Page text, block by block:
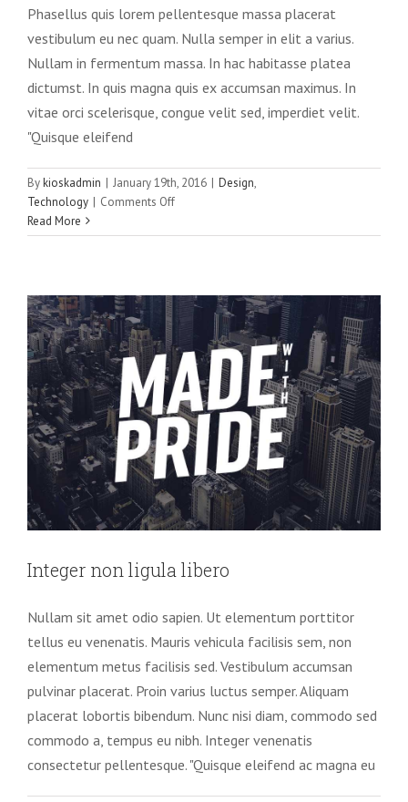
Phasellus quis lorem pellentesque massa placerat
vestibulum eu nec quam. Nulla semper in elit a varius.
Nullam in fermentum massa. In hac habitasse platea
dictumst. In quis magna quis ex accumsan maximus. In
vitae orci scelerisque, congue velit sed, imperdiet velit.
"Quisque eleifend
Bykioskadmin | January 19th, 2016 | Design,
Technology | Comments Offon
luctus
Read More
Integer non ligula libero
Integer non ligula libero
Nullam sit amet odio sapien. Ut elementum porttitor
tellus eu venenatis. Mauris vehicula facilisis sem, non
elementum metus facilisis sed. Vestibulum accumsan
pulvinar placerat. Proin varius luctus semper. Aliquam
placerat lobortis bibendum. Nunc nisi diam, commodo sed
commodo a, tempus eu nibh. Integer venenatis
consectetur pellentesque. "Quisque eleifend ac magna eu